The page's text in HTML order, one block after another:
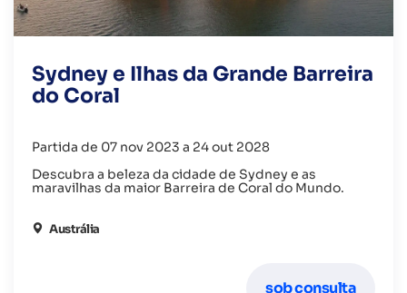
Sydney e Ilhas da Grande Barreira
do Coral
Partida de 07 nov 2023 a 24 out 2028
Descubra a beleza da cidade de Sydney e as
maravilhas da maior Barreira de Coral do Mundo.
Austrália
sob consulta